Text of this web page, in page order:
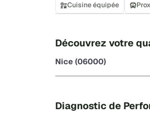
Cuisine équipée
Découvrez votre
Nice (06000)
Diagnostic de